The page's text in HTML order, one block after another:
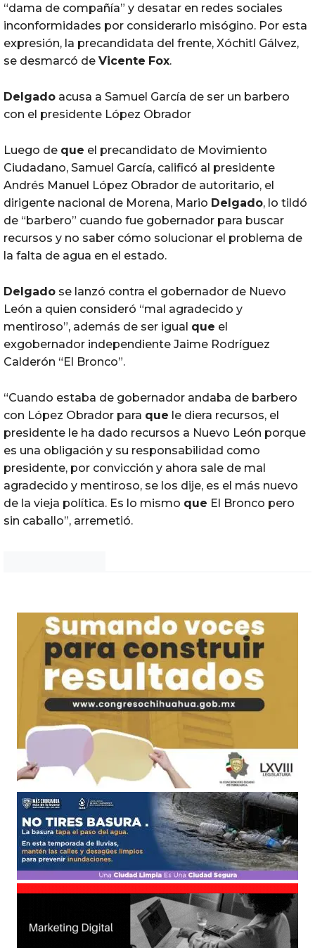
“dama de compañía” y desatar en redes sociales
inconformidades por considerarlo misógino. Por esta
expresión, la precandidata del frente, Xóchitl Gálvez,
se desmarcó de Vicente Fox.
Delgado acusa a Samuel García de ser un barbero
con el presidente López Obrador
Luego de que el precandidato de Movimiento
Ciudadano, Samuel García, calificó al presidente
Andrés Manuel López Obrador de autoritario, el
dirigente nacional de Morena, Mario Delgado, lo tildó
de “barbero” cuando fue gobernador para buscar
recursos y no saber cómo solucionar el problema de
la falta de agua en el estado.
Delgado se lanzó contra el gobernador de Nuevo
León a quien consideró “mal agradecido y
mentiroso”, además de ser igual que el
exgobernador independiente Jaime Rodríguez
Calderón “El Bronco”.
“Cuando estaba de gobernador andaba de barbero
con López Obrador para que le diera recursos, el
presidente le ha dado recursos a Nuevo León porque
es una obligación y su responsabilidad como
presidente, por convicción y ahora sale de mal
agradecido y mentiroso, se los dije, es el más nuevo
de la vieja política. Es lo mismo que El Bronco pero
sin caballo”, arremetió.